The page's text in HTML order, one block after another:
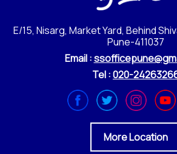
E/15, Nisarg, Market Yard, Behind
Pune-411037
Email :
Tel :020-
More Location